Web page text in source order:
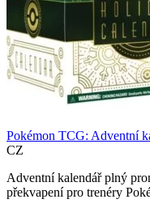
Pokémon TCG: Adventní
CZ
Adventní kalendář plný
překvapení pro trenéry